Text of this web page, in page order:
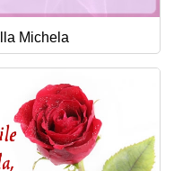
Michela